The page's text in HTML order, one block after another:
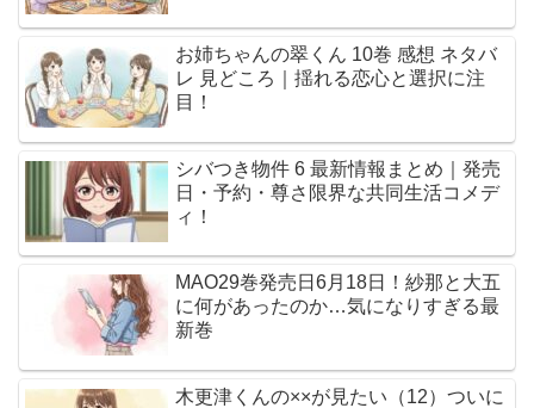
お姉ちゃんの翠くん 10巻 感想 ネタバ
レ 見どころ｜揺れる恋心と選択に注
目！
シバつき物件 6 最新情報まとめ｜発売
日・予約・尊さ限界な共同生活コメデ
ィ！
MAO29巻発売日6月18日！紗那と大五
に何があったのか…気になりすぎる最
新巻
木更津くんの××が見たい（12）ついに